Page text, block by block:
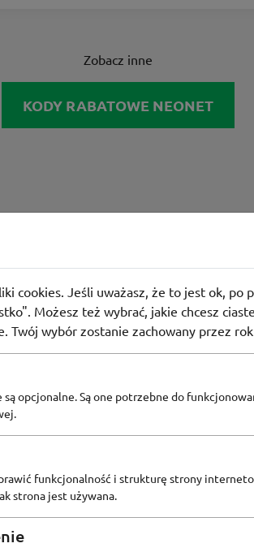
Zobacz inne
KODY RABATOWE NEONET
AGD MODIVO HEBE
cookies. Jeśli uważasz, że to jest ok, po
Możesz też wybrać, jakie chcesz
Twój wybór zostanie zachowany przez
opcjonalne. Są one potrzebne do
funkcjonalność i strukturę strony
strona jest używana.